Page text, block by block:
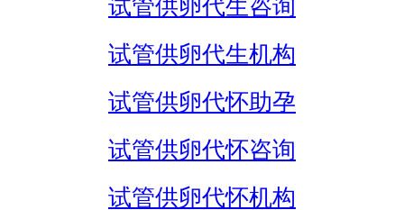
试管供卵代生咨询
试管供卵代生机构
试管供卵代怀助孕
试管供卵代怀咨询
试管供卵代怀机构